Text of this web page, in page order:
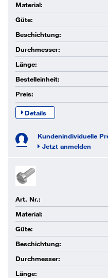
Material:
Güte:
Beschichtung:
Durchmesser:
Länge:
Bestelleinheit:
Preis:
Details
Kundenindividuelle
Jetzt anmelden
Art. Nr.:
Material:
Güte:
Beschichtung:
Durchmesser:
Länge: